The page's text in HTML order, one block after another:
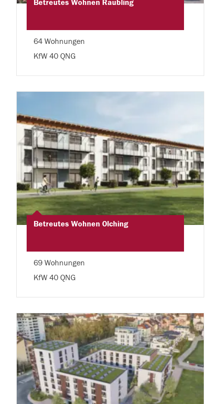
Betreutes Wohnen Raubling
64 Wohnungen
KfW 40 QNG
Betreutes Wohnen Olching
69 Wohnungen
KfW 40 QNG